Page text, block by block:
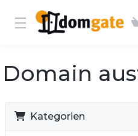
Domain
Kategorien